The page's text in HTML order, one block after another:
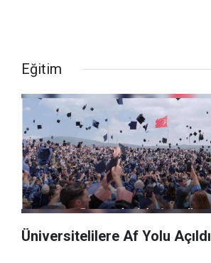
Eğitim
Üniversitelilere Af Yolu Açıldı